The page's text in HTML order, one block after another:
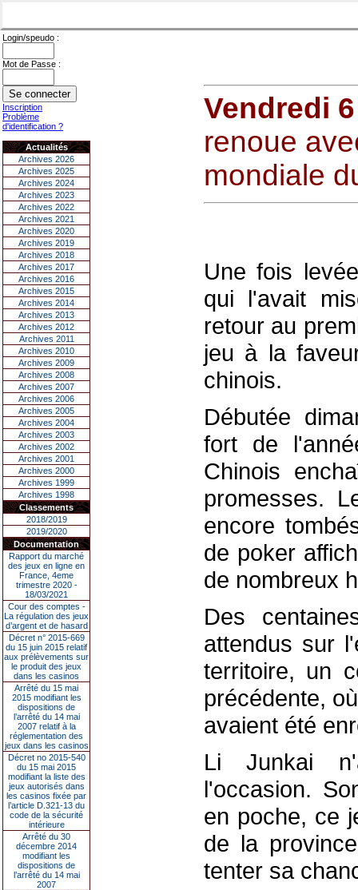
Login/speudo :
Mot de Passe :
Inscription
Problème
d'identification ?
Actualités
Archives 2026
Archives 2025
Archives 2024
Archives 2023
Archives 2022
Archives 2021
Archives 2020
Archives 2019
Archives 2018
Archives 2017
Archives 2016
Archives 2015
Archives 2014
Archives 2013
Archives 2012
Archives 2011
Archives 2010
Archives 2009
Archives 2008
Archives 2007
Archives 2006
Archives 2005
Archives 2004
Archives 2003
Archives 2002
Archives 2001
Archives 2000
Archives 1999
Archives 1998
Classements
2018/2019
2019/2020
Documentation
Rapport du marché
des jeux en ligne en
France, 4eme
trimestre 2020 -
18/03/2021
Cour des comptes -
La régulation des jeux
d’argent et de hasard
Décret n° 2015-669
du 15 juin 2015 relatif
aux prélèvements sur
le produit des jeux
dans les casinos
Arrêté du 15 mai
2015 modifiant les
dispositions de
l’arrêté du 14 mai
2007 relatif à la
réglementation des
jeux dans les casinos
Décret no 2015-540
du 15 mai 2015
modifiant la liste des
jeux autorisés dans
les casinos fixée par
l’article D.321-13 du
code de la sécurité
intérieure
Arrêté du 30
décembre 2014
modifiant les
dispositions de
l’arrêté du 14 mai
2007
Vendredi
renoue
mondiale
Une fois
qui l'avait
retour au
jeu à la
chinois.
Débutée
fort de
Chinois
promesses.
encore
de poker
de nombreux
Des
attendus sur
territoire, un
précédente,
avaient été
Li Junkai
l'occasion.
en poche, ce
de la
tenter sa